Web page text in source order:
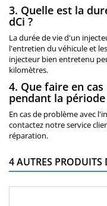
3. Quelle est la
dCi ?
La durée de vie d'un
l'entretien du véhicule et
injecteur bien entretenu
kilomètres.
4. Que faire en
pendant la
En cas de problème avec
contactez notre service
réparation.
4 AUTRES